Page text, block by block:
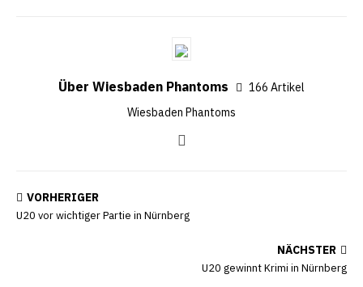
Über Wiesbaden Phantoms
166 Artikel
Wiesbaden Phantoms
VORHERIGER
U20 vor wichtiger Partie in Nürnberg
NÄCHSTER
U20 gewinnt Krimi in Nürnberg